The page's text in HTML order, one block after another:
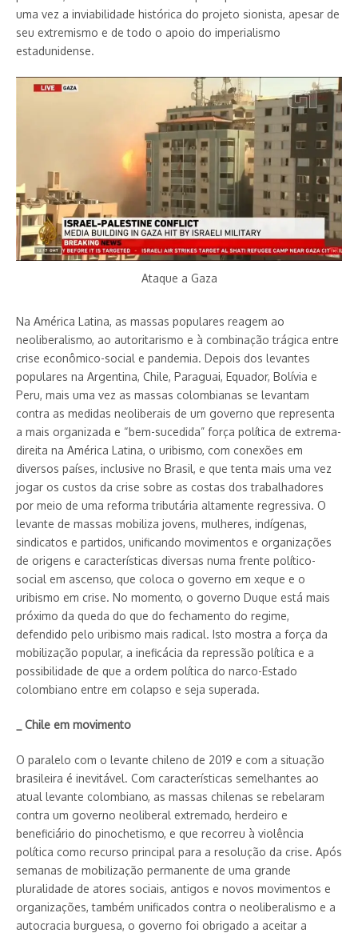
uma vez a inviabilidade histórica do projeto sionista, apesar de
seu extremismo e de todo o apoio do imperialismo
estadunidense.
Ataque a Gaza
Na América Latina, as massas populares reagem ao
neoliberalismo, ao autoritarismo e à combinação trágica entre
crise econômico-social e pandemia. Depois dos levantes
populares na Argentina, Chile, Paraguai, Equador, Bolívia e
Peru, mais uma vez as massas colombianas se levantam
contra as medidas neoliberais de um governo que representa
a mais organizada e “bem-sucedida” força política de extrema-
direita na América Latina, o uribismo, com conexões em
diversos países, inclusive no Brasil, e que tenta mais uma vez
jogar os custos da crise sobre as costas dos trabalhadores
por meio de uma reforma tributária altamente regressiva. O
levante de massas mobiliza jovens, mulheres, indígenas,
sindicatos e partidos, unificando movimentos e organizações
de origens e características diversas numa frente político-
social em ascenso, que coloca o governo em xeque e o
uribismo em crise. No momento, o governo Duque está mais
próximo da queda do que do fechamento do regime,
defendido pelo uribismo mais radical. Isto mostra a força da
mobilização popular, a ineficácia da repressão política e a
possibilidade de que a ordem política do narco-Estado
colombiano entre em colapso e seja superada.
_ Chile em movimento
O paralelo com o levante chileno de 2019 e com a situação
brasileira é inevitável. Com características semelhantes ao
atual levante colombiano, as massas chilenas se rebelaram
contra um governo neoliberal extremado, herdeiro e
beneficiário do pinochetismo, e que recorreu à violência
política como recurso principal para a resolução da crise. Após
semanas de mobilização permanente de uma grande
pluralidade de atores sociais, antigos e novos movimentos e
organizações, também unificados contra o neoliberalismo e a
autocracia burguesa, o governo foi obrigado a aceitar a